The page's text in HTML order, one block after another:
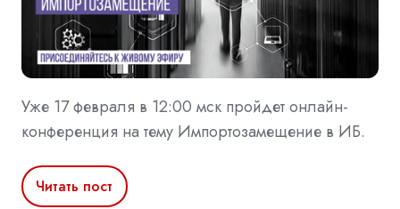
Уже 17 февраля в 12:00 мск пройдет онлайн-
конференция на тему Импортозамещение в ИБ.
Читать пост